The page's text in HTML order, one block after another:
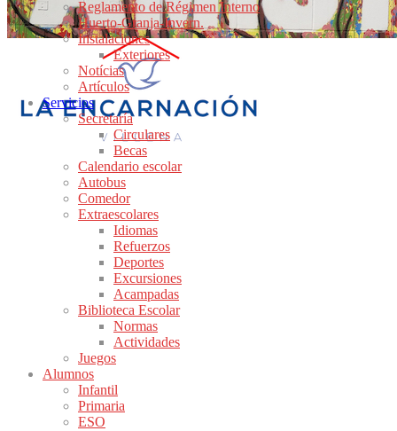
Reglamento de Régimen Interno
Huerto-Granja-Invern.
Instalaciones
Exteriores
Notícias
Artículos
Servicios
Secretaría
Circulares
Becas
Calendario escolar
Autobus
Comedor
Extraescolares
Idiomas
Refuerzos
Deportes
Excursiones
Acampadas
Biblioteca Escolar
Normas
Actividades
Juegos
Alumnos
Infantil
Primaria
ESO